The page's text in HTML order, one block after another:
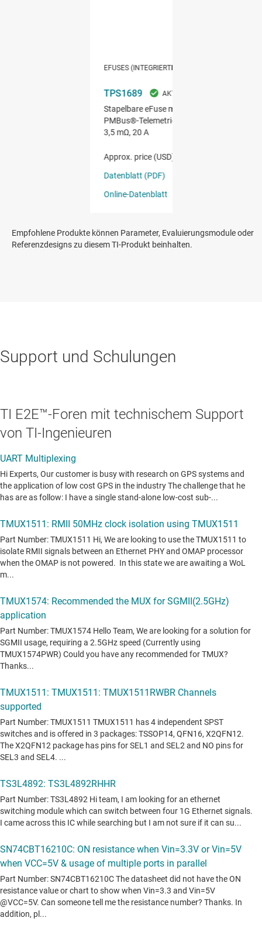
Empfohlene Produkte können Parameter, Evaluierungsmodule oder
Referenzdesigns zu diesem TI-Produkt beinhalten.
Support und Schulungen
TI E2E™-Foren mit technischem Support
von TI-Ingenieuren